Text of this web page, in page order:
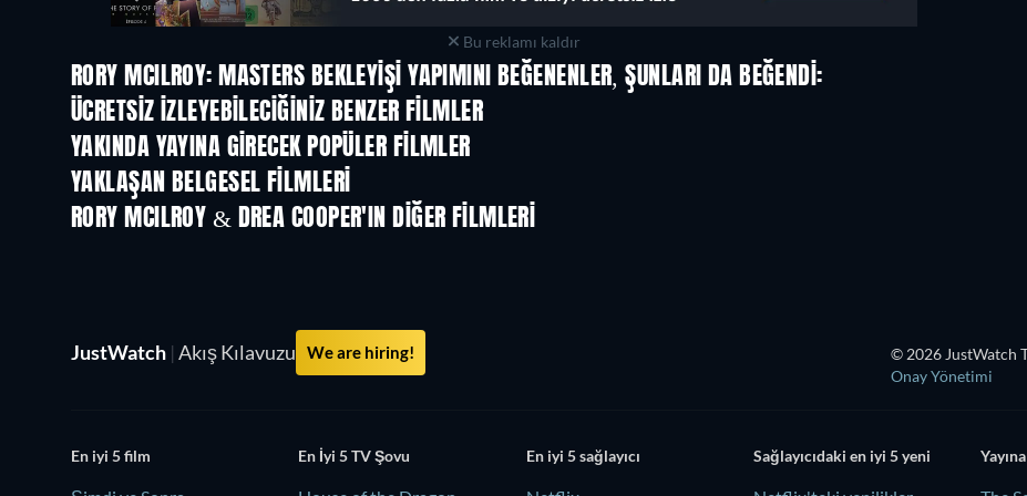
Bu reklamı kaldır
RORY MCILROY: MASTERS BEKLEYIŞI YAPIMINI BEĞENENLER, ŞUNLARI DA BEĞENDI:
TV
ÜCRETSIZ IZLEYEBILECIĞINIZ BENZER FILMLER
YAKINDA YAYINA GIRECEK POPÜLER FILMLER
YAKLAŞAN BELGESEL FILMLERI
RORY MCILROY & DREA COOPER'IN DIĞER FILMLERI
JustWatch | Akış Kılavuzu We are hiring! © 2026 JustWatch
Onay Yönetimi
En iyi 5 film En İyi 5 TV Şovu En iyi 5 sağlayıcı Sağlayıcıdaki en iyi 5 yeni